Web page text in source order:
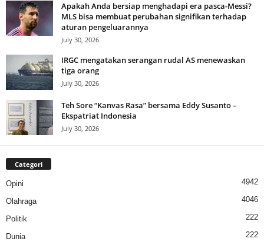
Apakah Anda bersiap menghadapi era pasca-Messi?
MLS bisa membuat perubahan signifikan terhadap
aturan pengeluarannya
July 30, 2026
IRGC mengatakan serangan rudal AS menewaskan
tiga orang
July 30, 2026
Teh Sore “Kanvas Rasa” bersama Eddy Susanto –
Ekspatriat Indonesia
July 30, 2026
Categori
Opini 4942
Olahraga 4046
Politik 222
Dunia 222